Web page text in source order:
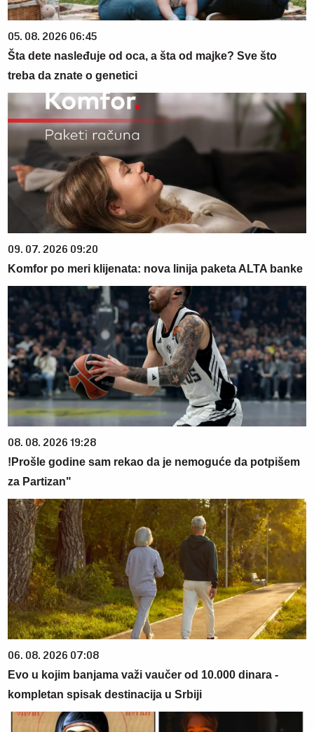
05. 08. 2026 06:45
Šta dete nasleđuje od oca, a šta od majke? Sve što
treba da znate o genetici
09. 07. 2026 09:20
Komfor po meri klijenata: nova linija paketa ALTA banke
08. 08. 2026 19:28
!Prošle godine sam rekao da je nemoguće da potpišem
za Partizan"
06. 08. 2026 07:08
Evo u kojim banjama važi vaučer od 10.000 dinara -
kompletan spisak destinacija u Srbiji